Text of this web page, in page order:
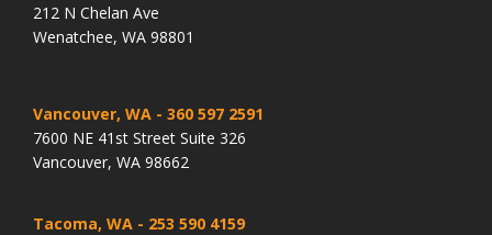
212 N Chelan Ave
Wenatchee, WA 98801
Vancouver, WA - 360 597 2591
7600 NE 41st Street Suite 326
Vancouver, WA 98662
Tacoma, WA - 253 590 4159